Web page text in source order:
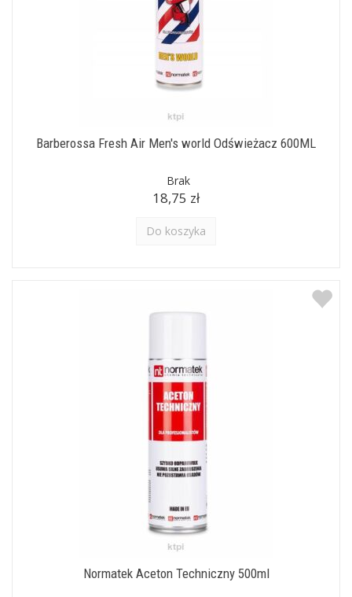
Barberossa Fresh Air Men's world Odświeżacz 600ML
Brak
18,75 zł
Do koszyka
Normatek Aceton Techniczny 500ml